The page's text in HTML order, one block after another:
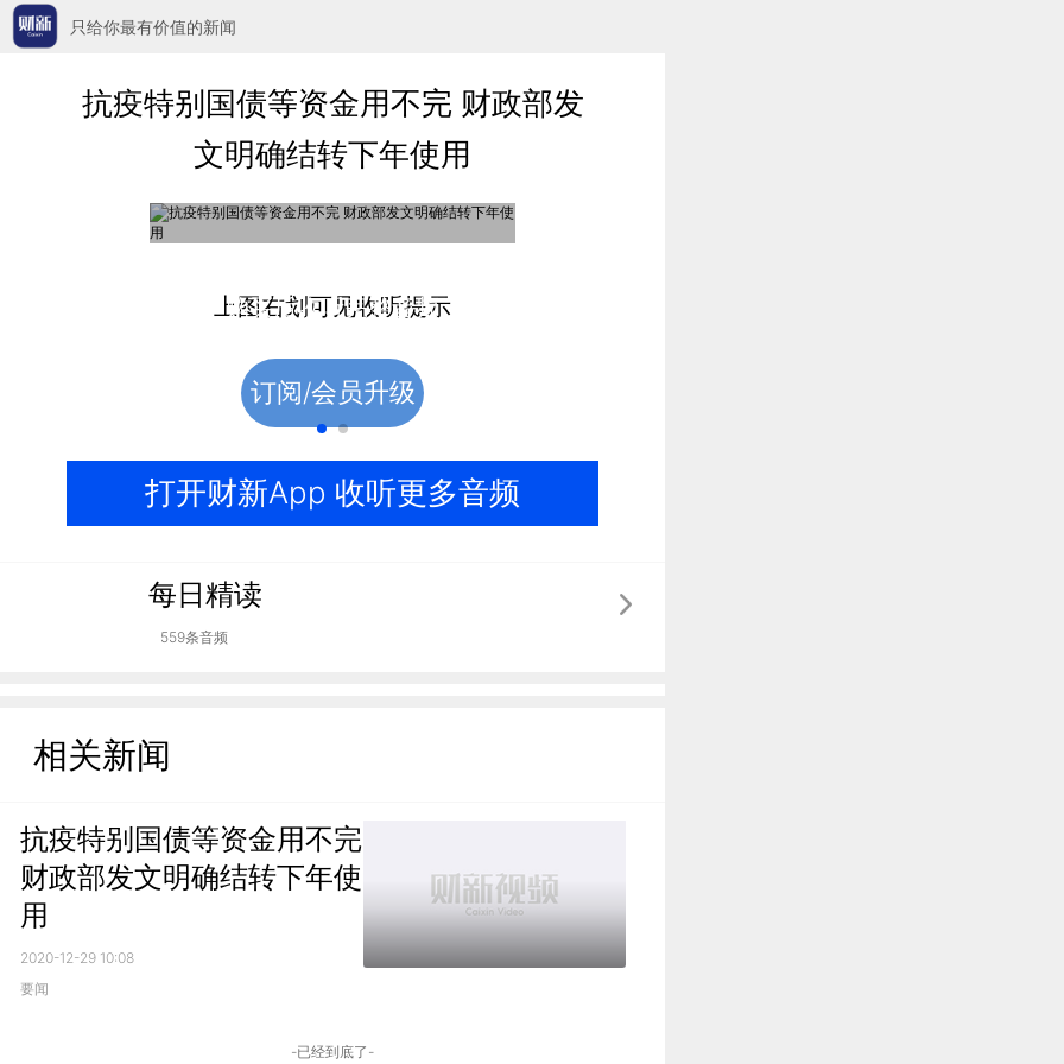
只给你最有价值的新闻
抗疫特别国债等资金用不完 财政部发
文明确结转下年使用
购买后收听完整音频
订阅/会员升级
上图右划可见收听提示
打开财新App 收听更多音频
每日精读
559条音频
相关新闻
抗疫特别国债等资金用不完
财政部发文明确结转下年使
用
2020-12-29 10:08
要闻
-已经到底了-